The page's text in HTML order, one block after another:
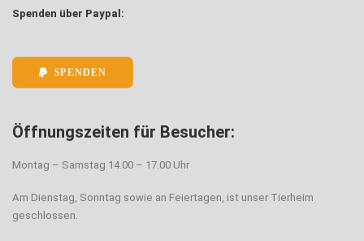
Spenden über Paypal:
SPENDEN
Öffnungszeiten für Besucher:
Montag – Samstag 14.00 – 17.00 Uhr
Am Dienstag, Sonntag sowie an Feiertagen, ist unser Tierheim
geschlossen.